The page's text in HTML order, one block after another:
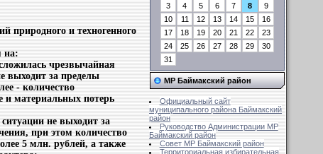
природного и техногенного
на:
чрезвычайная
выходит за пределы
- количество
и материальных потерь
не выходит за
при этом количество
5 млн. рублей, а также
3
4 5 6 7 8
9
10
11 12 13 14 15
16
17
18 19 20 21 22
23
24
25 26 27 28 29
30
31
МР Баймакский район
Официальный сайт
муниципального района Баймакский
район
Руководство Администрации МР
Баймакский район
Совет MР Баймакский район
Территориальная избирательная